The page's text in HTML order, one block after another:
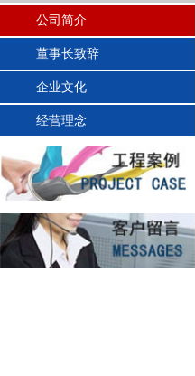
公司简介
董事长致辞
企业文化
经营理念